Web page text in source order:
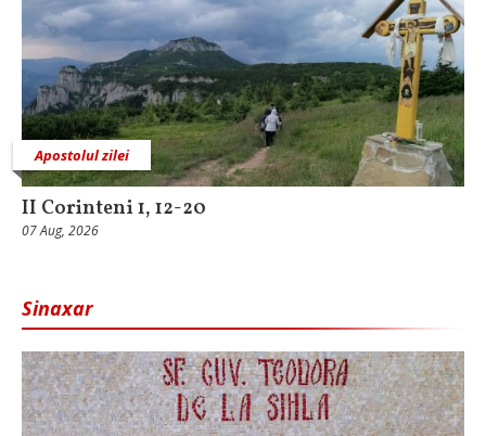
Apostolul zilei
II Corinteni 1, 12-20
07 Aug, 2026
Sinaxar